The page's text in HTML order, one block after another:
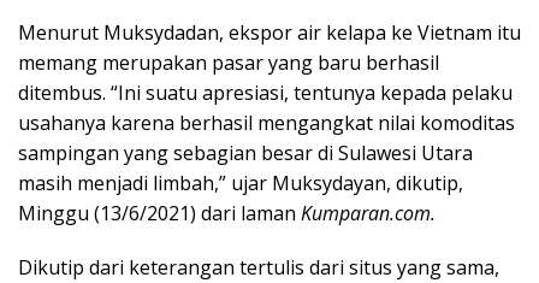
Menurut Muksydadan, ekspor air kelapa ke Vietnam itu
memang merupakan pasar yang baru berhasil
ditembus. “Ini suatu apresiasi, tentunya kepada pelaku
usahanya karena berhasil mengangkat nilai komoditas
sampingan yang sebagian besar di Sulawesi Utara
masih menjadi limbah,” ujar Muksydayan, dikutip,
Minggu (13/6/2021) dari laman Kumparan.com.
Dikutip dari keterangan tertulis dari situs yang sama,